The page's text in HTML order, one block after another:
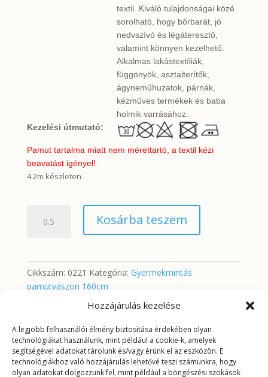
Hozzájárulás kezelése
A legjobb felhasználói élmény biztosítása érdekében olyan
technológiákat használunk, mint például a cookie-k, amelyek
segítségével adatokat tárolunk és/vagy érünk el az eszközön. E
technológiákhoz való hozzájárulás lehetővé teszi számunkra, hogy
olyan adatokat dolgozzunk fel, mint például a böngészési szokások
textil. Kiváló tulajdonságai közé
sorolható, hogy bőrbarát, jó
nedvszívó és légáteresztő,
valamint könnyen kezelhető.
Alkalmas lakástextíliák,
függönyök, asztalterítők,
ágyneműhuzatok, párnák,
kézműves termékek és baba
holmik varrásához.
Kezelési útmutató:
Pamut tartalma miatt nem mérettartó, a textil kézi
beavatást igényel!
4.2m készleten
alapon
mennyiség
Kosárba teszem
Cikkszám: 0221 Kategória: Gyermekmintás
pamutvászon 160cm
További információk